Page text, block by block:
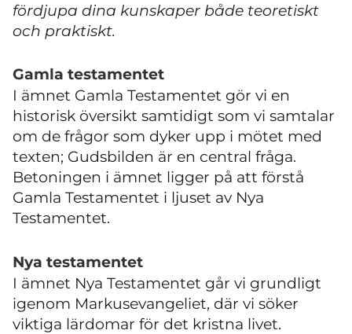
fördjupa dina kunskaper både teoretiskt
och praktiskt.
Gamla testamentet
I ämnet Gamla Testamentet gör vi en
historisk översikt samtidigt som vi samtalar
om de frågor som dyker upp i mötet med
texten; Gudsbilden är en central fråga.
Betoningen i ämnet ligger på att förstå
Gamla Testamentet i ljuset av Nya
Testamentet.
Nya testamentet
I ämnet Nya Testamentet går vi grundligt
igenom Markusevangeliet, där vi söker
viktiga lärdomar för det kristna livet.